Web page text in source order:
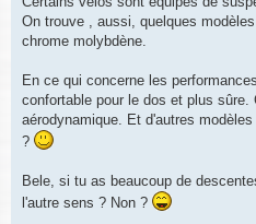
On trouve , aussi, quelques
chrome molybdène.
En ce qui concerne les
confortable pour le dos et plus
aérodynamique. Et d'autres
?
Bele, si tu as beaucoup de
l'autre sens ? Non ?